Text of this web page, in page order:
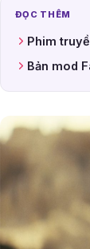
ĐỌC THÊM
Phim
Bản mod